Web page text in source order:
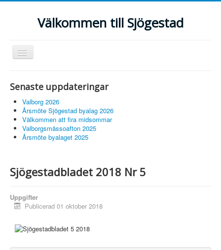
Välkommen till Sjögestad
Visa/dölj
navigering
Fiber
Föreningar
Anslagstavlan
Grannsamverkan
Sjögestadbladet
Senaste uppdateringar
Valborg 2026
Årsmöte Sjögestad byalag 2026
Välkommen att fira midsommar
Valborgsmässoafton 2025
Årsmöte byalaget 2025
Sjögestadbladet 2018 Nr 5
Uppgifter
Publicerad 01 oktober 2018